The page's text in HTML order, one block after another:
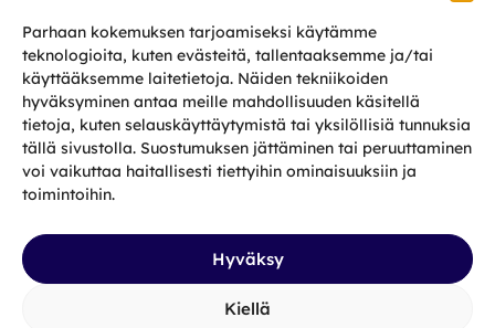
Parhaan kokemuksen tarjoamiseksi käytämme
teknologioita, kuten evästeitä, tallentaaksemme ja/tai
käyttääksemme laitetietoja. Näiden tekniikoiden
hyväksyminen antaa meille mahdollisuuden käsitellä
tietoja, kuten selauskäyttäytymistä tai yksilöllisiä tunnuksia
tällä sivustolla. Suostumuksen jättäminen tai peruuttaminen
voi vaikuttaa haitallisesti tiettyihin ominaisuuksiin ja
toimintoihin.
Hyväksy
Kiellä
Saat tiedon tulevista tapahtumista sekä
toiminnastamme rikos­taustaisten ja heidän
läheistensä aseman parantamiseksi.
Tilaa
Facebook
X Instagram
LinkedIn